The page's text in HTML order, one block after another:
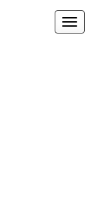
Toggle